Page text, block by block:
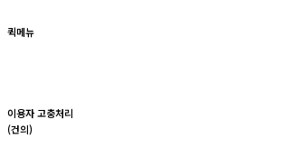
퀵메뉴
이용자 고충처리
(건의)